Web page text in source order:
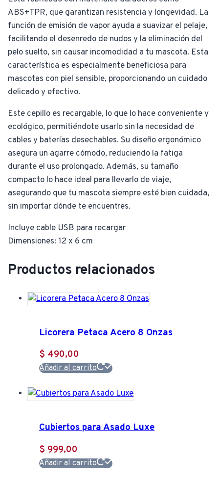
ABS+TPR, que garantizan resistencia y longevidad. La
función de emisión de vapor ayuda a suavizar el pelaje,
facilitando el desenredo de nudos y la eliminación del
pelo suelto, sin causar incomodidad a tu mascota. Esta
característica es especialmente beneficiosa para
mascotas con piel sensible, proporcionando un cuidado
delicado y efectivo.
Este cepillo es recargable, lo que lo hace conveniente y
ecológico, permitiéndote usarlo sin la necesidad de
cables y baterías desechables. Su diseño ergonómico
asegura un agarre cómodo, reduciendo la fatiga
durante el uso prolongado. Además, su tamaño
compacto lo hace ideal para llevarlo de viaje,
asegurando que tu mascota siempre esté bien cuidada,
sin importar dónde te encuentres.
Incluye cable USB para recargar
Dimensiones: 12 x 6 cm
Productos relacionados
Licorera Petaca Acero 8 Onzas
$ 490,00
Añadir al carrito
Cubiertos para Asado Luxe
$ 999,00
Añadir al carrito